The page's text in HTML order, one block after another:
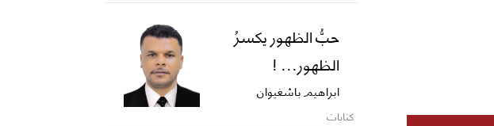
حبُّ الظهور يكسرُ
الظهور... !
ابراهيم باشغيوان
كتابات